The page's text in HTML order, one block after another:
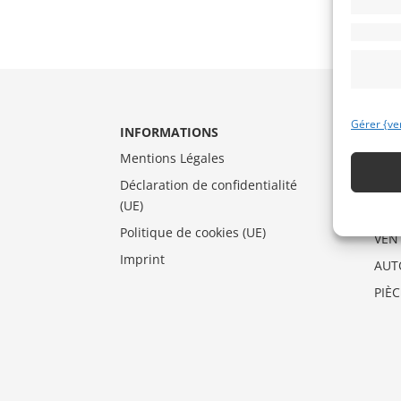
Gérer
INFORMATIONS
Mentions Légales
Déclaration de confidentialité
(UE)
Politique de cookies (UE)
Imprint